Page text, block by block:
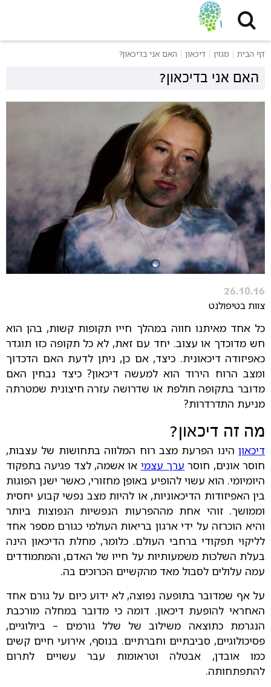
דף הבית מגזין דיכאון האם אני בדיכאון?
האם אני בדיכאון?
26.10.16
צוות בטיפולנט
כל אחד מאיתנו חווה במהלך חייו תקופות קשות, בהן הוא
חש מדוכדך או עצוב. יחד עם זאת, לא כל תקופה כזו תוגדר
כאפיזודה דיכאונית. כיצד, אם כן, ניתן לדעת האם הדכדוך
ומצב הרוח הירוד הוא למעשה דיכאון? כיצד נבחין האם
מדובר בתקופה חולפת או שדרושה עזרה חיצונית שמטרתה
מניעת התדרדרות?
מה זה דיכאון?
דיכאון הינו הפרעת מצב רוח המלווה בתחושות של עצבות,
חוסר אונים, חוסר ערך עצמי או אשמה, לצד פגיעה בתפקוד
היומיומי. הוא עשוי להופיע באופן מחזורי, כאשר ישנן הפוגות
בין האפיזודות הדיכאוניות, או להיות מצב נפשי קבוע יחסית
וממושך. זוהי אחת מההפרעות הנפשיות הנפוצות ביותר
והיא הוכרזה על ידי ארגון בריאות העולמי כגורם מספר אחד
לליקוי תפקודי ברחבי העולם. כלומר, מחלת הדיכאון הינה
בעלת השלכות משמעותיות על חייו של האדם, והמתמודדים
עמה עלולים לסבול מאד מהקשיים הכרוכים בה.
על אף שמדובר בתופעה נפוצה, לא ידוע כיום על גורם אחד
האחראי להופעת דיכאון. דומה כי מדובר במחלה מורכבת
הנגרמת כתוצאה משילוב של שלל גורמים – ביולוגיים,
פסיכולוגיים, סביבתיים וחברתיים. בנוסף, אירועי חיים קשים
כמו אובדן, אבטלה וטראומות עבר עשויים לתרום
להתפתחותה.